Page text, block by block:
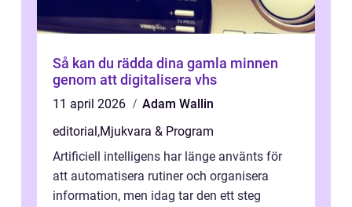
Så kan du rädda dina gamla minnen
genom att digitalisera vhs
11 april 2026
Adam Wallin
editorial,Mjukvara & Program
Artificiell intelligens har länge använts för
att automatisera rutiner och organisera
information, men idag tar den ett steg